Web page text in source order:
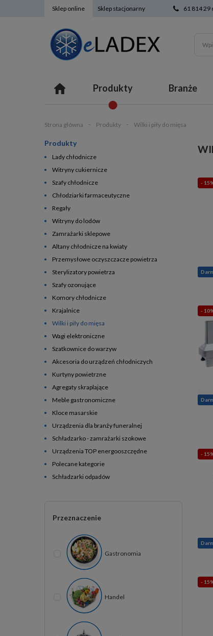
Sklep online Sklep stacjonarny 61 814 29
Produkty Branże
Strona główna Produkty Wilki i piły do mięsa
Produkty
Lady chłodnicze
Witryny cukiernicze
Szafy chłodnicze
Chłodziarki farmaceutyczne
Regały
Witryny do lodów
Zamrażarki sklepowe
Altany chłodnicze na kwiaty
Przemysłowe oczyszczacze powietrza
Sterylizatory powietrza
Szafy ozonujące
Komory chłodnicze
Krajalnice
Wilki i piły do mięsa
Wagi elektroniczne
Szatkownice do warzyw
Akcesoria do urządzeń chłodniczych
Kurtyny powietrzne
Agregaty skraplające
Meble gastronomiczne
Kloce masarskie
Urządzenia dla branży funeralnej
Schładzarko - zamrażarki szokowe
Urządzenia TOP energooszczędne
Polecane kategorie
Schładzarki odpadów
Przeznaczenie
Gastronomia
Handel
-
-
-
-